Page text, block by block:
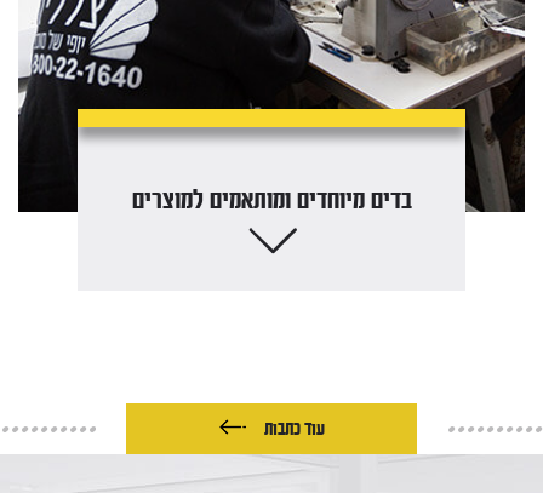
בדים מיוחדים ומותאמים למוצרים
עוד כתבות